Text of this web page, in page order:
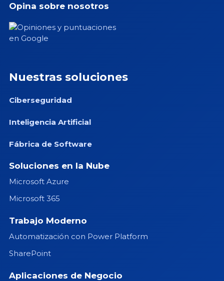
Opina sobre nosotros
Nuestras soluciones
Ciberseguridad
Inteligencia Artificial
Fábrica de Software
Soluciones en la Nube
Microsoft Azure
Microsoft 365
Trabajo Moderno
Automatización con Power Platform
SharePoint
Aplicaciones de Negocio